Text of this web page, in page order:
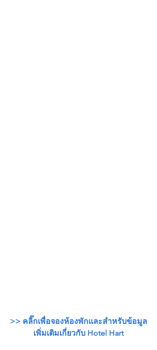
>> คลิ๊กเพื่อจองห้องพักและสำหรับข้อมูล
เพิ่มเติมเกี่ยวกับ Hotel Hart